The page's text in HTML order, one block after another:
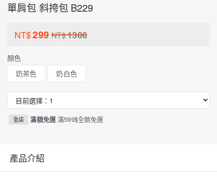
單肩包 斜挎包 B229
NT$299 NT$1380
顏色
奶茶色
奶白色
全店 滿額免運滿599$全館免運
產品介紹